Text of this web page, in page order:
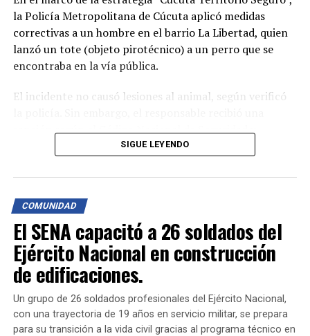
la Policía Metropolitana de Cúcuta aplicó medidas
correctivas a un hombre en el barrio La Libertad, quien
lanzó un tote (objeto pirotécnico) a un perro que se
encontraba en la vía pública.
El incidente no causó lesiones al animal, según verificó
sanción según el Código Nacional de Seguridad y
Convivencia Ciudadana (Ley 1801, Artículo 30, numeral
del canino fue multado por permitir que el animal
deambulara sin control en espacios públicos, de acuerdo
con el Artículo 116, numeral 3 de la misma normativa.
Para prevenir el uso indebido de pirotecnia, se ha creado
el Escuadrón Antipólvora, compuesto por agentes
especializados de infancia, adolescencia y carabineros.
Este escuadrón refuerza las labores preventivas y
operativas para evitar la venta y comercialización de
pólvora ilegal en la región.
SIGUE LEYENDO
COMUNIDAD
El SENA capacitó a 26 soldados del
Ejército Nacional en construcción
de edificaciones.
Un grupo de 26 soldados profesionales del Ejército Nacional,
con una trayectoria de 19 años en servicio militar, se prepara
para su transición a la vida civil gracias al programa técnico en